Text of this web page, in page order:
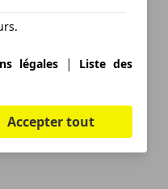
légales|
Liste des
Accepter tout